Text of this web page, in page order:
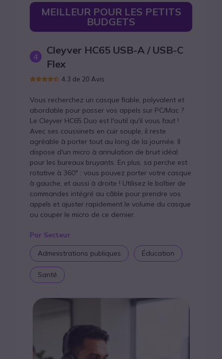
MEILLEUR POUR LES PETITS
BUDGETS
4
Cleyver HC65 USB-A / USB-C
Flex
4.3 de 20 Avis
Vous recherchez un casque fiable, polyvalent et
abordable pour passer vos appels sur PC/Mac ?
Le Cleyver HC65 Duo est l'outil qu'il vous faut !
Avec ses coussinets en cuir souple, il reste
agréable à porter tout au long de la journée. Il
dispose d'un micro à annulation de bruit idéal
pour les bureaux bruyants. En plus, sa perche est
rotative à 360° : vous pouvez porter votre casque
à gauche, et aussi à droite ! Utilisez le boîtier de
commandes intégré au câble pour prendre vos
appels et ajuster rapidement le volume du casque
ou couper le micro de ce dernier.
Par Secteur
Administrations publiques Éducation
Santé